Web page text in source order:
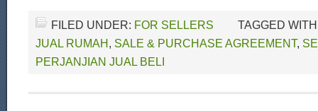
FILED UNDER: FOR SELLERS
TAGGED
JUAL RUMAH, SALE & PURCHASE AGREEMENT,
PERJANJIAN JUAL BELI